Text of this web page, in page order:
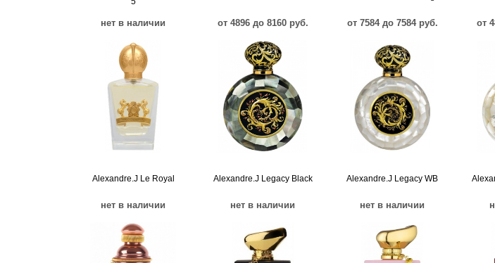
нет в наличии от 4896 до 8160 руб. от 7584 до 7584 руб. от
Alexandre.J Le Royal
нет в наличии
Alexandre.J Legacy Black
нет в наличии
Alexandre.J Legacy WB
нет в наличии